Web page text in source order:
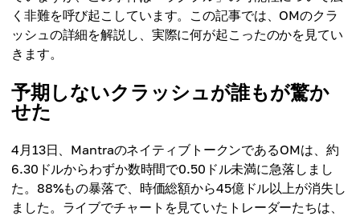
く非難を呼び起こしています。この記事では、OMのクラ
ッシュの詳細を解説し、実際に何が起こったのかを見てい
きます。
予期しないクラッシュが誰もが驚か
せた
4月13日、MantraのネイティブトークンであるOMは、約
6.30ドルからわずか数時間で0.50ドル未満に急落しまし
た。88%もの暴落で、時価総額から45億ドル以上が消失し
ました。ライブでチャートを見ていたトレーダーたちは、